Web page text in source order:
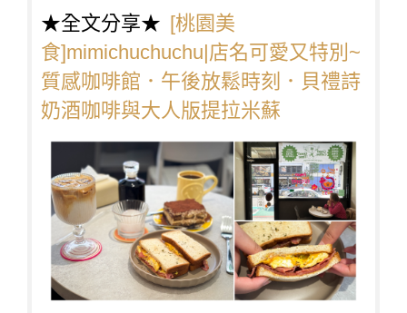
★全文分享★ [桃園美
食]mimichuchuchu|店名可愛又特別~
質感咖啡館．午後放鬆時刻．貝禮詩
奶酒咖啡與大人版提拉米蘇